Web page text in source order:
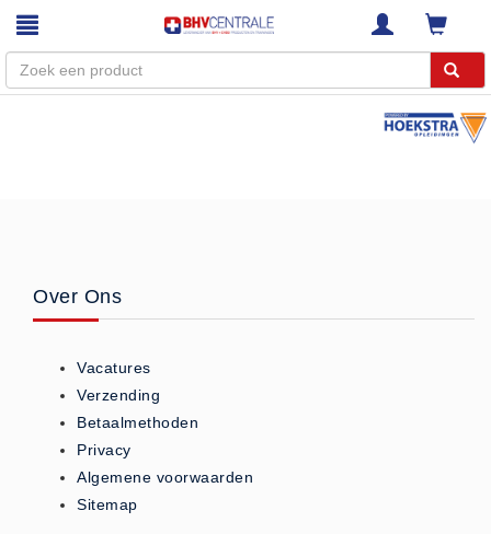
Diensten
RI&E
Bedrijfsnoodplannen
VCA Trajecten
ISO 9001 Begeleiding
Over Ons
Vacatures
Verzending
Betaalmethoden
Privacy
Algemene voorwaarden
Sitemap